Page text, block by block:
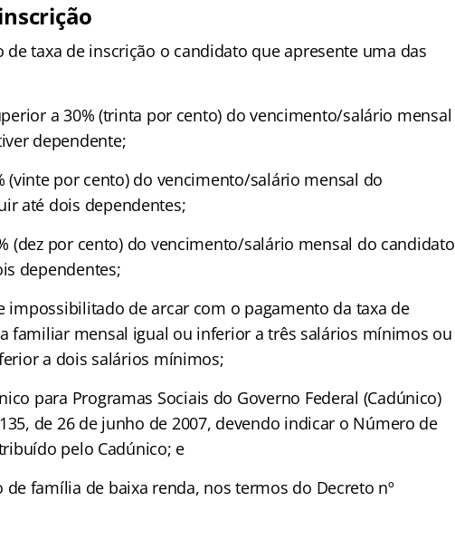
de taxa de inscrição o candidato que apresente uma das
a 30% (trinta por cento) do vencimento/salário mensal
dependente;
(vinte por cento) do vencimento/salário mensal do
até dois dependentes;
(dez por cento) do vencimento/salário mensal do candidato
dependentes;
impossibilitado de arcar com o pagamento da taxa de
familiar mensal igual ou inferior a três salários mínimos ou
a dois salários mínimos;
para Programas Sociais do Governo Federal (Cadúnico)
de 26 de junho de 2007, devendo indicar o Número de
pelo Cadúnico; e
família de baixa renda, nos termos do Decreto nº